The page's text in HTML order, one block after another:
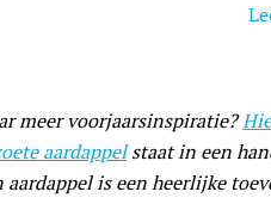
meer voorjaarsinspiratie?
aardappelstaat in een
is een heerlijke